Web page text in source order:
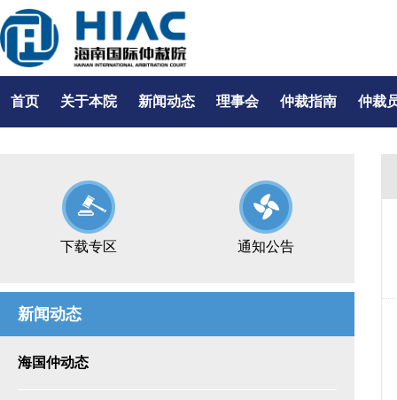
首页 关于本院 新闻动态 理事会 仲裁指南 仲裁
下载专区 通知公告
新闻动态
海国仲动态